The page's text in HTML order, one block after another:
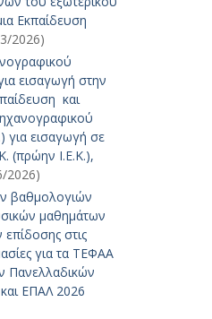
Εκπαίδευση
2026)
εισαγωγή στην
και
για εισαγωγή σε
(πρώην Ι.Ε.Κ.),
2026)
βαθμολογιών
μαθημάτων
στις
για τα ΤΕΦΑΑ
Πανελλαδικών
ΕΠΑΛ 2026